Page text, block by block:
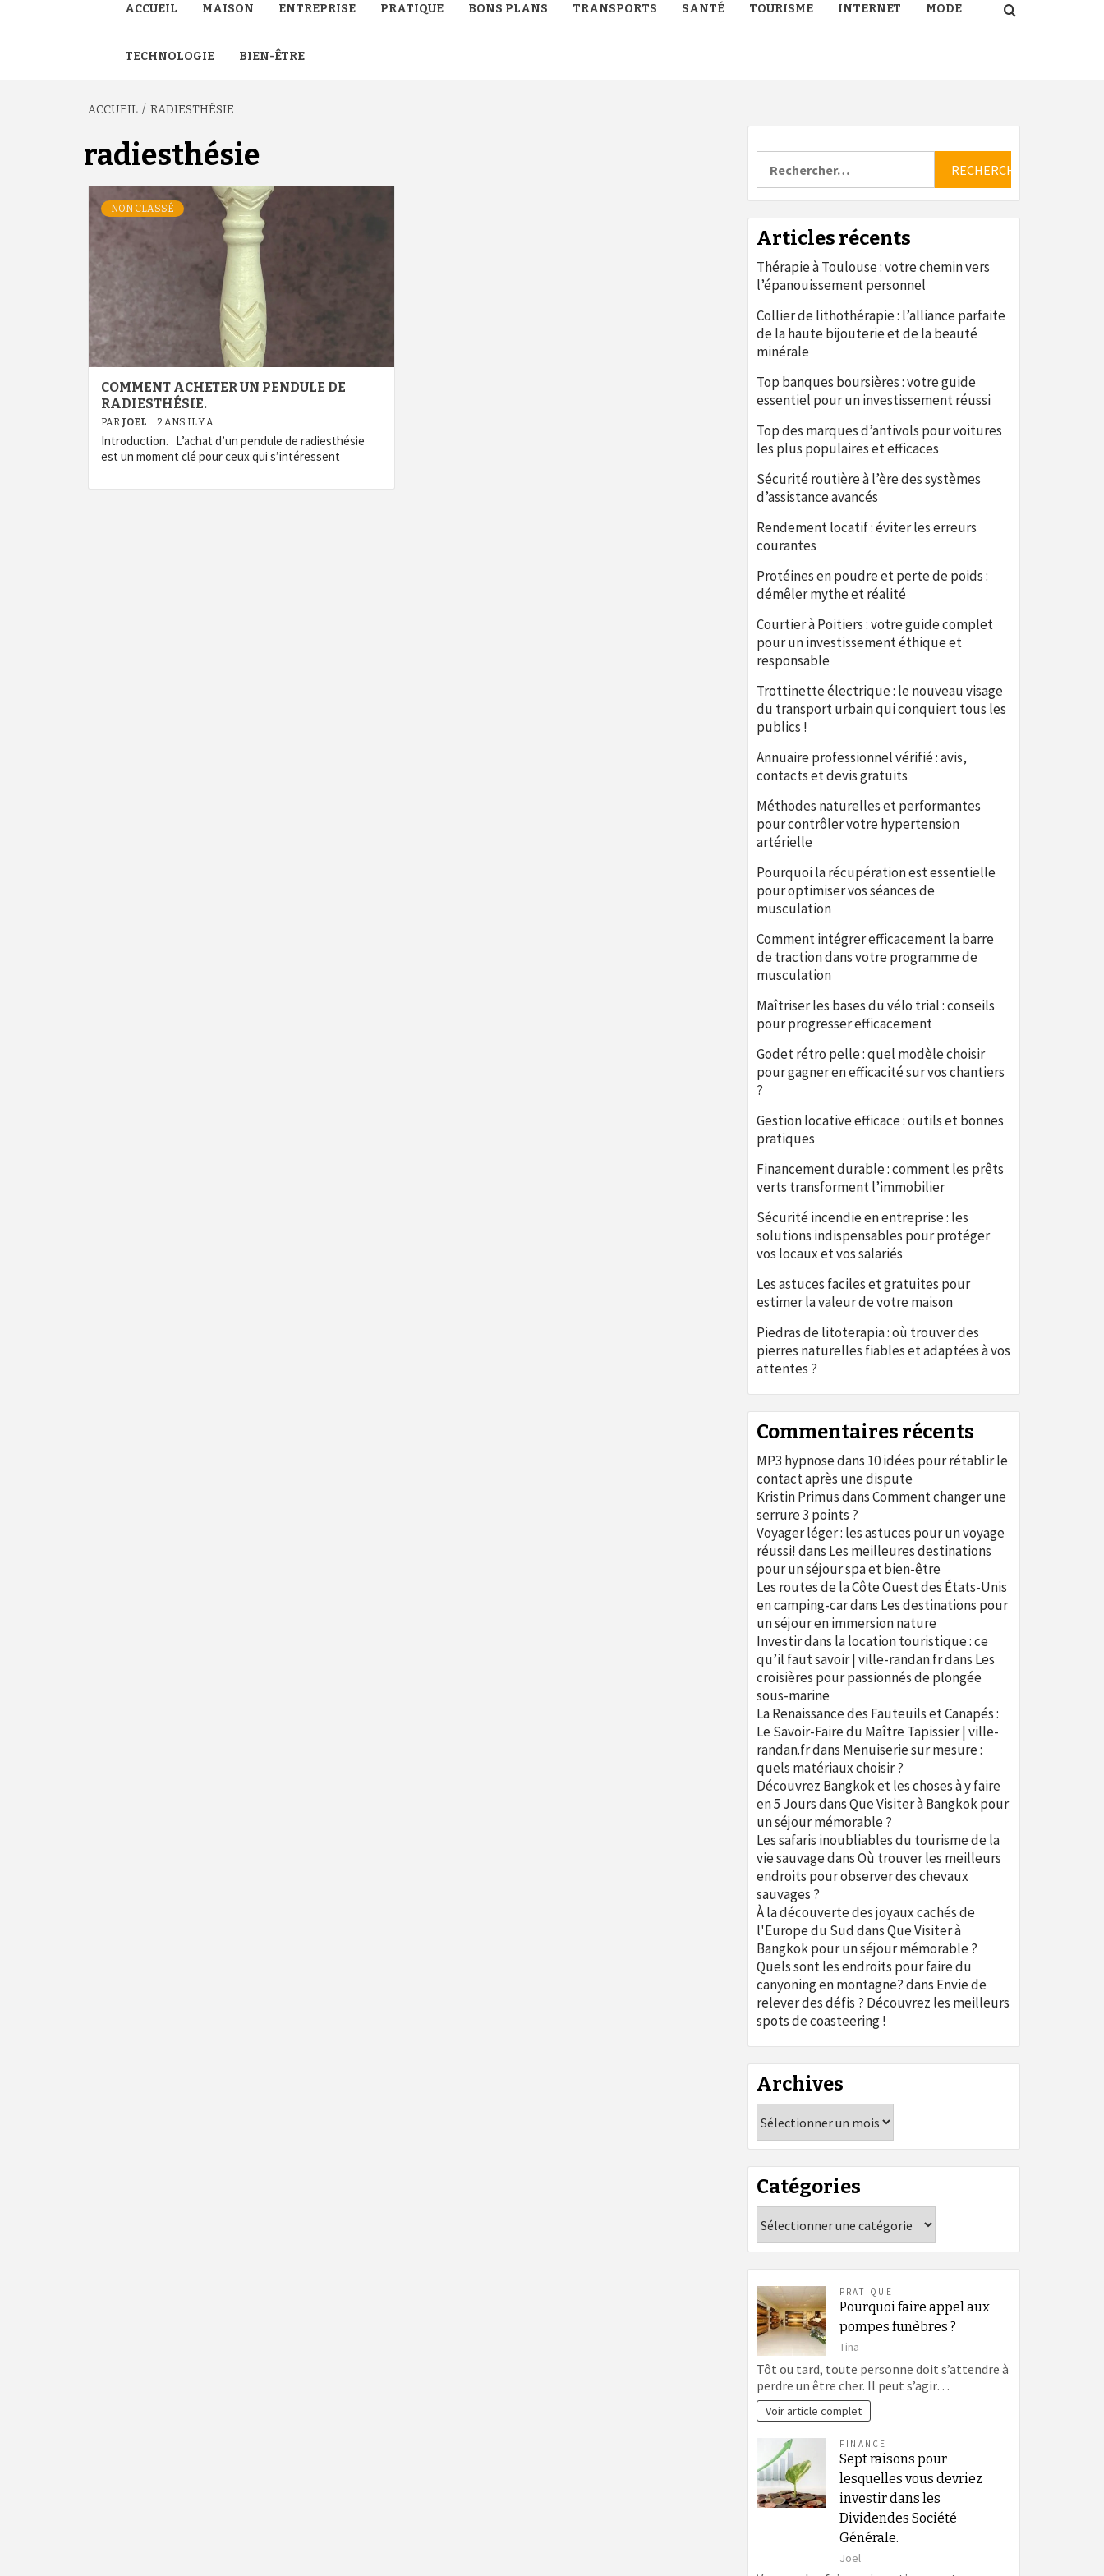
ACCUEIL MAISON ENTREPRISE PRATIQUE BONS PLANS TRANSPORTS SANTÉ TOURISME INTERNET MODE
TECHNOLOGIE BIEN-ÊTRE
ACCUEIL RADIESTHÉSIE
radiesthésie
NON CLASSÉ
COMMENT ACHETER UN PENDULE DE
RADIESTHÉSIE.
PAR JOEL 2 ANS IL Y A
Introduction. L’achat d’un pendule de radiesthésie
est un moment clé pour ceux qui s’intéressent
Articles récents
Thérapie à Toulouse : votre chemin vers
l’épanouissement personnel
Collier de lithothérapie : l’alliance parfaite
de la haute bijouterie et de la beauté
minérale
Top banques boursières : votre guide
essentiel pour un investissement réussi
Top des marques d’antivols pour voitures
les plus populaires et efficaces
Sécurité routière à l’ère des systèmes
d’assistance avancés
Rendement locatif : éviter les erreurs
courantes
Protéines en poudre et perte de poids :
démêler mythe et réalité
Courtier à Poitiers : votre guide complet
pour un investissement éthique et
responsable
Trottinette électrique : le nouveau visage
du transport urbain qui conquiert tous les
publics !
Annuaire professionnel vérifié : avis,
contacts et devis gratuits
Méthodes naturelles et performantes
pour contrôler votre hypertension
artérielle
Pourquoi la récupération est essentielle
pour optimiser vos séances de
musculation
Comment intégrer efficacement la barre
de traction dans votre programme de
musculation
Maîtriser les bases du vélo trial : conseils
pour progresser efficacement
Godet rétro pelle : quel modèle choisir
pour gagner en efficacité sur vos chantiers
?
Gestion locative efficace : outils et bonnes
pratiques
Financement durable : comment les prêts
verts transforment l’immobilier
Sécurité incendie en entreprise : les
solutions indispensables pour protéger
vos locaux et vos salariés
Les astuces faciles et gratuites pour
estimer la valeur de votre maison
Piedras de litoterapia : où trouver des
pierres naturelles fiables et adaptées à vos
attentes ?
Commentaires récents
MP3 hypnosedans 10 idées pour rétablir le
contact après une dispute
Kristin PrimusdansComment changer une
serrure 3 points ?
Voyager léger : les astuces pour un voyage
réussi!dans Les meilleures destinations
pour un séjour spa et bien-être
Les routes de la Côte Ouest des États-Unis
en camping-cardans Les destinations pour
un séjour en immersion nature
Investir dans la location touristique : ce
qu’il faut savoir | ville-randan.frdans Les
croisières pour passionnés de plongée
sous-marine
La Renaissance des Fauteuils et Canapés :
Le Savoir-Faire du Maître Tapissier | ville-
randan.frdans Menuiserie sur mesure :
quels matériaux choisir ?
Découvrez Bangkok et les choses à y faire
en 5 JoursdansQue Visiter à Bangkok pour
un séjour mémorable ?
Les safaris inoubliables du tourisme de la
vie sauvagedansOù trouver les meilleurs
endroits pour observer des chevaux
sauvages ?
À la découverte des joyaux cachés de
l'Europe du SuddansQue Visiter à
Bangkok pour un séjour mémorable ?
Quels sont les endroits pour faire du
canyoning en montagne?dans Envie de
relever des défis ? Découvrez les meilleurs
spots de coasteering !
Archives
Catégories
PRATIQUE
Pourquoi faire appel aux
pompes funèbres ?
Tina
Tôt ou tard, toute personne doit s’attendre à
perdre un être cher. Il peut s’agir…
Voir article complet
FINANCE
Sept raisons pour
lesquelles vous devriez
investir dans les
Dividendes Société
Générale.
Joel